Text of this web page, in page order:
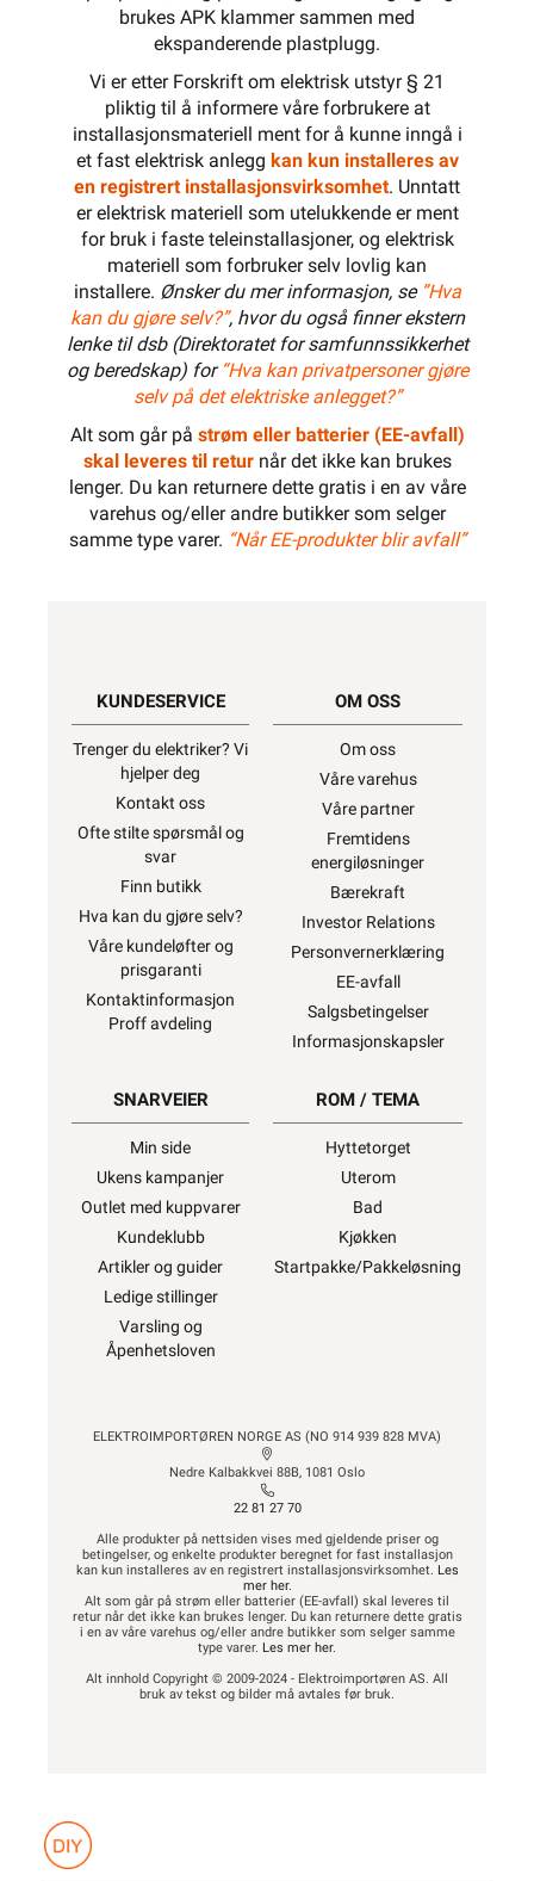
brukes APK klammer sammen med
ekspanderende plastplugg.
Vi er etter Forskrift om elektrisk utstyr § 21
pliktig til å informere våre forbrukere at
installasjonsmateriell ment for å kunne inngå i
et fast elektrisk anlegg kan kun installeres av
en registrert installasjonsvirksomhet. Unntatt
er elektrisk materiell som utelukkende er ment
for bruk i faste teleinstallasjoner, og elektrisk
materiell som forbruker selv lovlig kan
installere. Ønsker du mer informasjon, se ”Hva
kan du gjøre selv?”, hvor du også finner ekstern
lenke til dsb (Direktoratet for samfunnssikkerhet
og beredskap) for “Hva kan privatpersoner gjøre
selv på det elektriske anlegget?”
Alt som går på strøm eller batterier (EE-avfall)
skal leveres til returnår det ikke kan brukes
lenger. Du kan returnere dette gratis i en av våre
varehus og/eller andre butikker som selger
samme type varer. “Når EE-produkter blir avfall”
KUNDESERVICE
Trenger du elektriker? Vi
hjelper deg
Kontakt oss
Ofte stilte spørsmål og
svar
Finn butikk
Hva kan du gjøre selv?
Våre kundeløfter og
prisgaranti
Kontaktinformasjon
Proff avdeling
OM OSS
Om oss
Våre varehus
Våre partner
Fremtidens
energiløsninger
Bærekraft
Investor Relations
Personvernerklæring
EE-avfall
Salgsbetingelser
Informasjonskapsler
SNARVEIER
Min side
Ukens kampanjer
Outlet med kuppvarer
Kundeklubb
Artikler og guider
Ledige stillinger
Varsling og
Åpenhetsloven
ROM / TEMA
Hyttetorget
Uterom
Bad
Kjøkken
Startpakke/Pakkeløsning
ELEKTROIMPORTØREN NORGE AS (NO 914 939 828 MVA)
Nedre Kalbakkvei 88B, 1081 Oslo
22 81 27 70
Alle produkter på nettsiden vises med gjeldende priser og
betingelser, og enkelte produkter beregnet for fast installasjon
kan kun installeres av en registrert installasjonsvirksomhet. Les
mer her.
Alt som går på strøm eller batterier (EE-avfall) skal leveres til
retur når det ikke kan brukes lenger. Du kan returnere dette gratis
i en av våre varehus og/eller andre butikker som selger samme
type varer. Les mer her.
Alt innhold Copyright © 2009-2024 - Elektroimportøren AS. All
bruk av tekst og bilder må avtales før bruk.